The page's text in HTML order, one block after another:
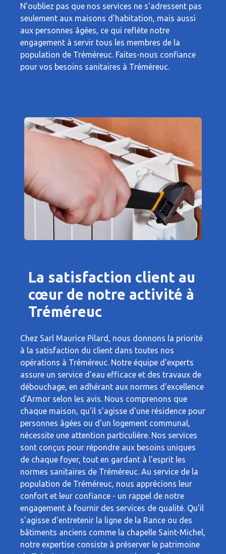
N'oubliez pas que nos services ne s'adressent pas
seulement aux maisons d'habitation, mais aussi
aux personnes âgées, ce qui reflète notre
engagement à servir tous les membres de la
population de Tréméreuc. Faites-nous confiance
pour vos besoins sanitaires à Tréméreuc.
La satisfaction client au
cœur de notre activité à
Tréméreuc
Chez Sarl Maurice Pilard, nous donnons la priorité
à la satisfaction du client dans toutes nos
opérations à Tréméreuc. Notre équipe d'experts
assure un service d'eau efficace et des travaux de
débouchage, en adhérant aux normes d'excellence
d'Armor selon les avis. Nous comprenons que
chaque maison, qu'il s'agisse d'une résidence pour
personnes âgées ou d'un logement communal,
nécessite une attention particulière. Nos services
sont conçus pour répondre aux besoins uniques
de chaque foyer, tout en gardant à l'esprit les
normes sanitaires de Tréméreuc. Au service de la
population de Tréméreuc, nous apprécions leur
confort et leur confiance - un rappel de notre
engagement à fournir des services de qualité. Qu'il
s'agisse d'entretenir la ligne de la Rance ou des
bâtiments anciens comme la chapelle Saint-Michel,
notre expertise consiste à préserver le patrimoine